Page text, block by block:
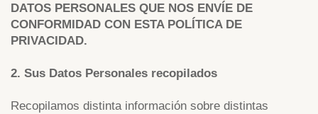
DATOS PERSONALES QUE NOS ENVÍE DE
CONFORMIDAD CON ESTA POLÍTICA DE
PRIVACIDAD.
2. Sus Datos Personales recopilados
Recopilamos distinta información sobre distintas